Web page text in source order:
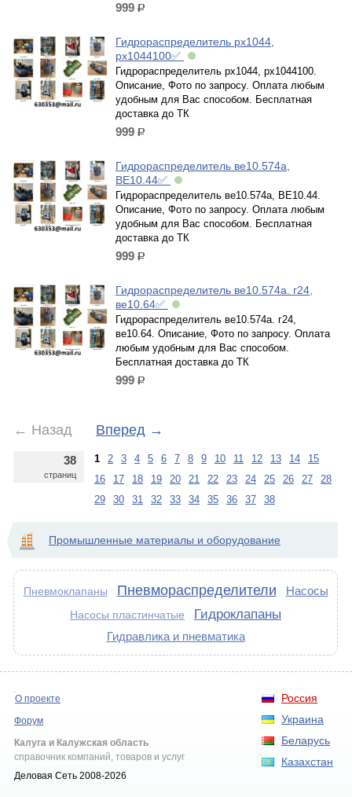
999 р.
Гидрораспределитель рх1044,
рх1044100✅
Гидрораспределитель рх1044, рх1044100.
Описание, Фото по запросу. Оплата любым
удобным для Вас способом. Бесплатная
доставка до ТК
999 р.
Гидрораспределитель ве10.574а,
ВЕ10.44✅
Гидрораспределитель ве10.574а, ВЕ10.44.
Описание, Фото по запросу. Оплата любым
удобным для Вас способом. Бесплатная
доставка до ТК
999 р.
Гидрораспределитель ве10.574а. г24,
ве10.64✅
Гидрораспределитель ве10.574а. г24,
ве10.64. Описание, Фото по запросу. Оплата
любым удобным для Вас способом.
Бесплатная доставка до ТК
999 р.
← Назад Вперед →
38
страниц
1 2 3 4 5 6 7 8 9 10 11 12 13 14
15
16
17 18 19 20 21 22 23 24 25 26 27
28
29
30 31 32 33 34 35 36 37 38
Промышленные материалы и оборудование
Пневмоклапаны Пневмораспределители Насосы
Насосы пластинчатые Гидроклапаны
Гидравлика и пневматика
Россия
Украина
Беларусь
Казахстан
О проекте
Форум
Калуга и Калужская область
справочник компаний, товаров и услуг
Деловая Сеть 2008-2026